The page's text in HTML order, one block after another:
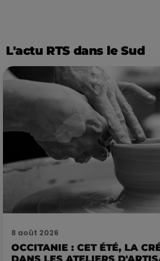
L'actu RTS dans le Sud
8 août 2026
OCCITANIE : CET ÉTÉ, LA